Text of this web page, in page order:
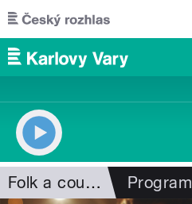
Přejít k hlavnímu obsahu
Folk a country Program